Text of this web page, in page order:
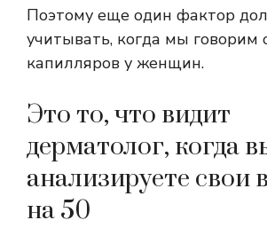
Поэтому еще один фактор
учитывать, когда мы говорим
капилляров у женщин.
Это то, что видит
дерматолог, когда
анализируете свои
на 50